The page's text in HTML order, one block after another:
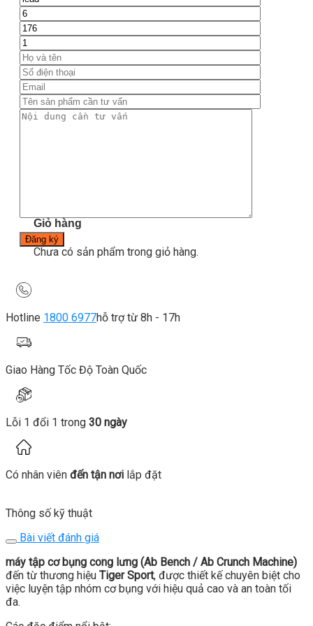
Thiết bị gym
Tin tức
Hướng dẫn tập luyện
Chế độ ăn uống
Liên Hệ
Tìm kiếm:
0
Giỏ hàng
Chưa có sản phẩm trong giỏ hàng.
Hotline 1800 6977hỗ trợ từ 8h - 17h
Giao Hàng Tốc Độ Toàn Quốc
Lỗi 1 đổi 1 trong 30 ngày
Có nhân viên đến tận nơi lắp đặt
Thông số kỹ thuật
Bài viết đánh giá
máy tập cơ bụng cong lưng (Ab Bench / Ab Crunch Machine)
đến từ thương hiệu Tiger Sport, được thiết kế chuyên biệt cho
việc luyện tập nhóm cơ bụng với hiệu quả cao và an toàn tối
đa.